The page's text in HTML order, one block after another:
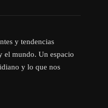
y tendencias
el mundo. Un espacio
y lo que nos